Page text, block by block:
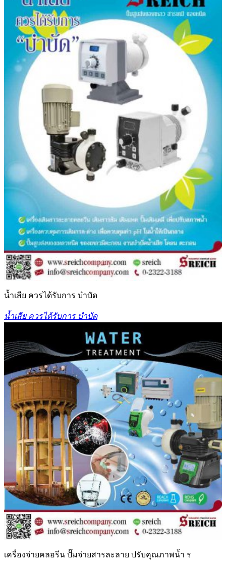
น้ำเสีย ควรได้รับการ บำบัด
น้ำเสีย ควรได้รับการ บำบัด
เครื่องจ่ายคลอรีน ปั๊มจ่ายสารละลาย ปรับคุณภาพน้ำ ร